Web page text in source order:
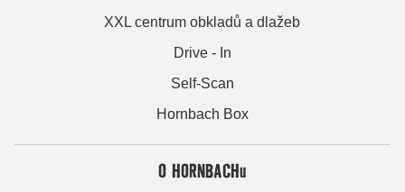
XXL centrum obkladů a dlažeb
Drive - In
Self-Scan
Hornbach Box
O HORNBACHu